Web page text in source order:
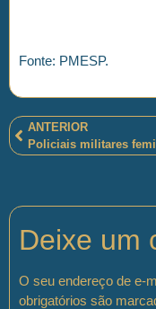
Fonte: PMESP.
ANTERIOR
Deixe um
O seu endereço de e-
obrigatórios são